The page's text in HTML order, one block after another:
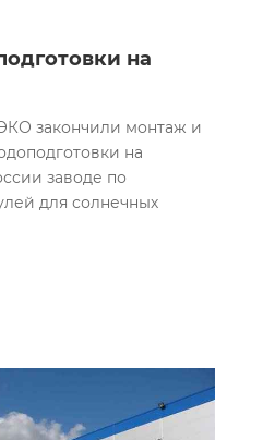
на
закончили монтаж и
на
заводе по
для солнечных